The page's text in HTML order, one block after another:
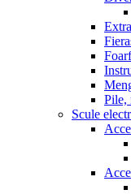
Pile,
Scule